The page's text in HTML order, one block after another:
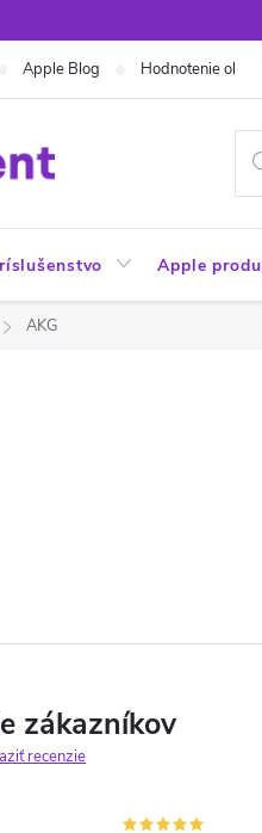
Apple Blog Hodnotenie
Apple
AKG
zákazníkov
recenzie